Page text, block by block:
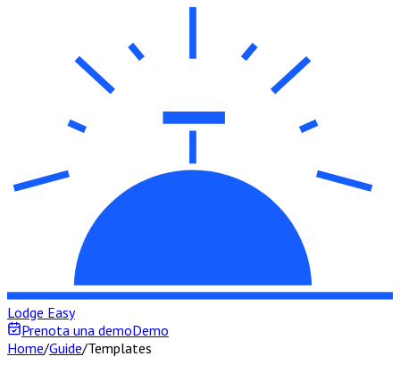
Lodge Easy
Prenota una demoDemo
Home/Guide/Templates